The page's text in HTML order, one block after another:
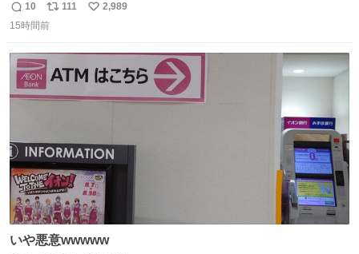
返
信
10
リ
ポ
ト
数
111
い
2,989
15時間前
いや悪意wwwww